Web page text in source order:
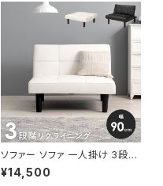
ソファー ソファ 一人掛け 3段階
リクライニング ローソファー 一
人暮らし 新生活 幅90
¥14,500